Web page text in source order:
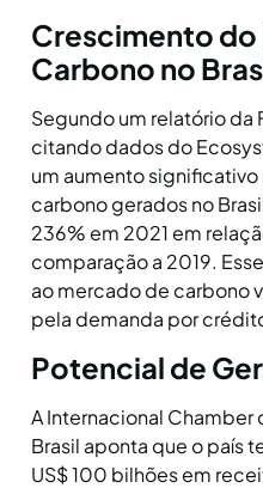
Crescimento
Carbono no
Segundo um relatório da
citando dados do
um aumento
carbono gerados no
236% em 2021 em
comparação a 2019.
ao mercado de carbono
pela demanda por
Potencial de
A Internacional
Brasil aponta que o país
US$ 100 bilhões em